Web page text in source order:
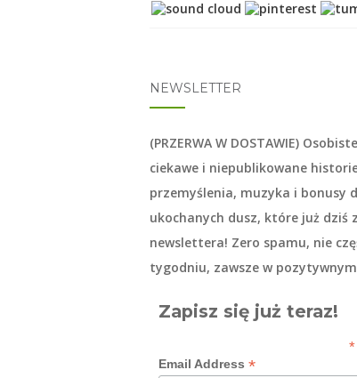
NEWSLETTER
(PRZERWA W DOSTAWIE)
ciekawe i niepublikowane
przemyślenia, muzyka i bonusy
ukochanych dusz, które już dziś
newslettera! Zero spamu, nie
tygodniu, zawsze w
Zapisz się już teraz!
*
Email Address *